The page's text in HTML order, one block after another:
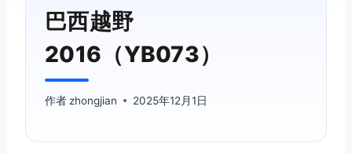
巴西越野
2016（YB073）
作者 zhongjian 2025年12月1日